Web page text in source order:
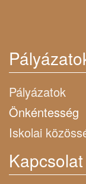
Pályázatok
Önkéntesség
Iskolai
Kapcsolat